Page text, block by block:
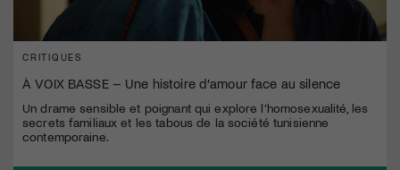
CRITIQUES
À VOIX BASSE – Une histoire d’amour face au silence
Un drame sensible et poignant qui explore l’homosexualité, les
secrets familiaux et les tabous de la société tunisienne
contemporaine.